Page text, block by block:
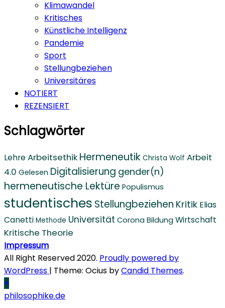
Klimawandel
Kritisches
Künstliche Intelligenz
Pandemie
Sport
Stellungbeziehen
Universitäres
NOTIERT
REZENSIERT
Schlagwörter
LehreArbeitsethik Hermeneutik Christa Wolf Arbeit
4.0 Gelesen Digitalisierung gender(n)
hermeneutische Lektüre Populismus
studentisches Stellungbeziehen Kritik Elias
Canetti Methode Universität Corona Bildung Wirtschaft
Kritische Theorie
Impressum
All Right Reserved 2020. Proudly powered by
WordPress | Theme: Ocius byCandid Themes.
philosophike.de